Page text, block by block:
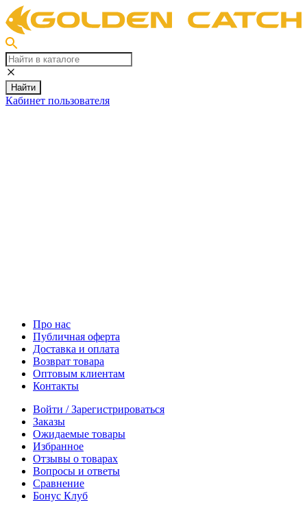
Найти
Кабинет пользователя
Про нас
Публичная оферта
Доставка и оплата
Возврат товара
Оптовым клиентам
Контакты
Войти / Зарегистрироваться
Заказы
Ожидаемые товары
Избранное
Отзывы о товарах
Вопросы и ответы
Сравнение
Бонус Клуб